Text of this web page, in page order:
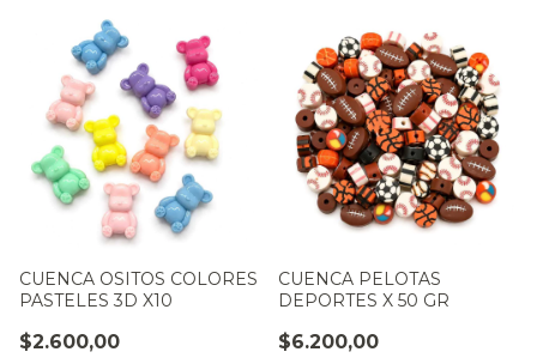
CUENCA OSITOS COLORES
PASTELES 3D X10
$2.600,00
CUENCA PELOTAS
DEPORTES X 50 GR
$6.200,00